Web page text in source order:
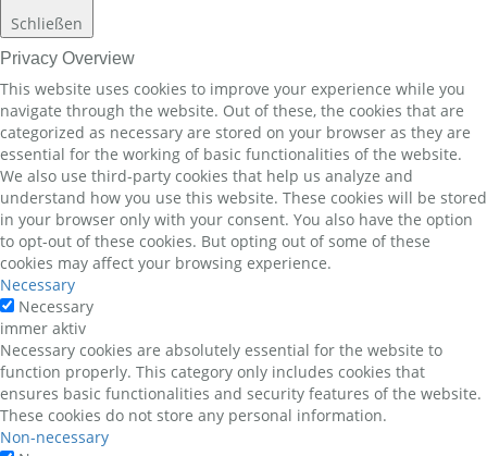
Schließen
Privacy Overview
This website uses cookies to improve your experience while you
navigate through the website. Out of these, the cookies that are
categorized as necessary are stored on your browser as they are
essential for the working of basic functionalities of the website.
We also use third-party cookies that help us analyze and
understand how you use this website. These cookies will be stored
in your browser only with your consent. You also have the option
to opt-out of these cookies. But opting out of some of these
cookies may affect your browsing experience.
Necessary
Necessary
immer aktiv
Necessary cookies are absolutely essential for the website to
function properly. This category only includes cookies that
ensures basic functionalities and security features of the website.
These cookies do not store any personal information.
Non-necessary